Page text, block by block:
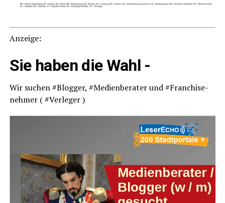
Anzei­ge:
Sie haben die Wahl -
Wir suchen #Blog­ger, #Medi­en­be­ra­ter und #Fran­chise­
neh­mer ( #Ver­le­ger )